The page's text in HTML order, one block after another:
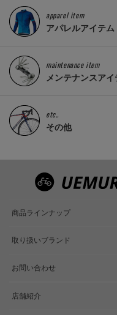
apparel item
アパレルアイテム
maintenance item
メンテナンスアイ
etc..
その他
商品ラインナップ
取り扱いブランド
お問い合わせ
店舗紹介